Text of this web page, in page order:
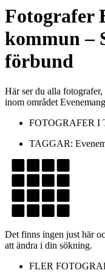
Fotografer
kommun–
förbund
Här ser du alla
inom området Evenemang
FOTOGRAFER I
TAGGAR:
Det finns ingen just här
att ändra i din sökning.
FLER